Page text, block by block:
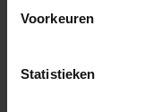
Voorkeuren
Statistieken